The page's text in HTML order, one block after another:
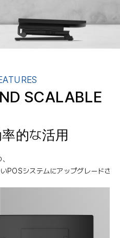
SCALABLE
的な活用
POSシステムにアップグレードされ